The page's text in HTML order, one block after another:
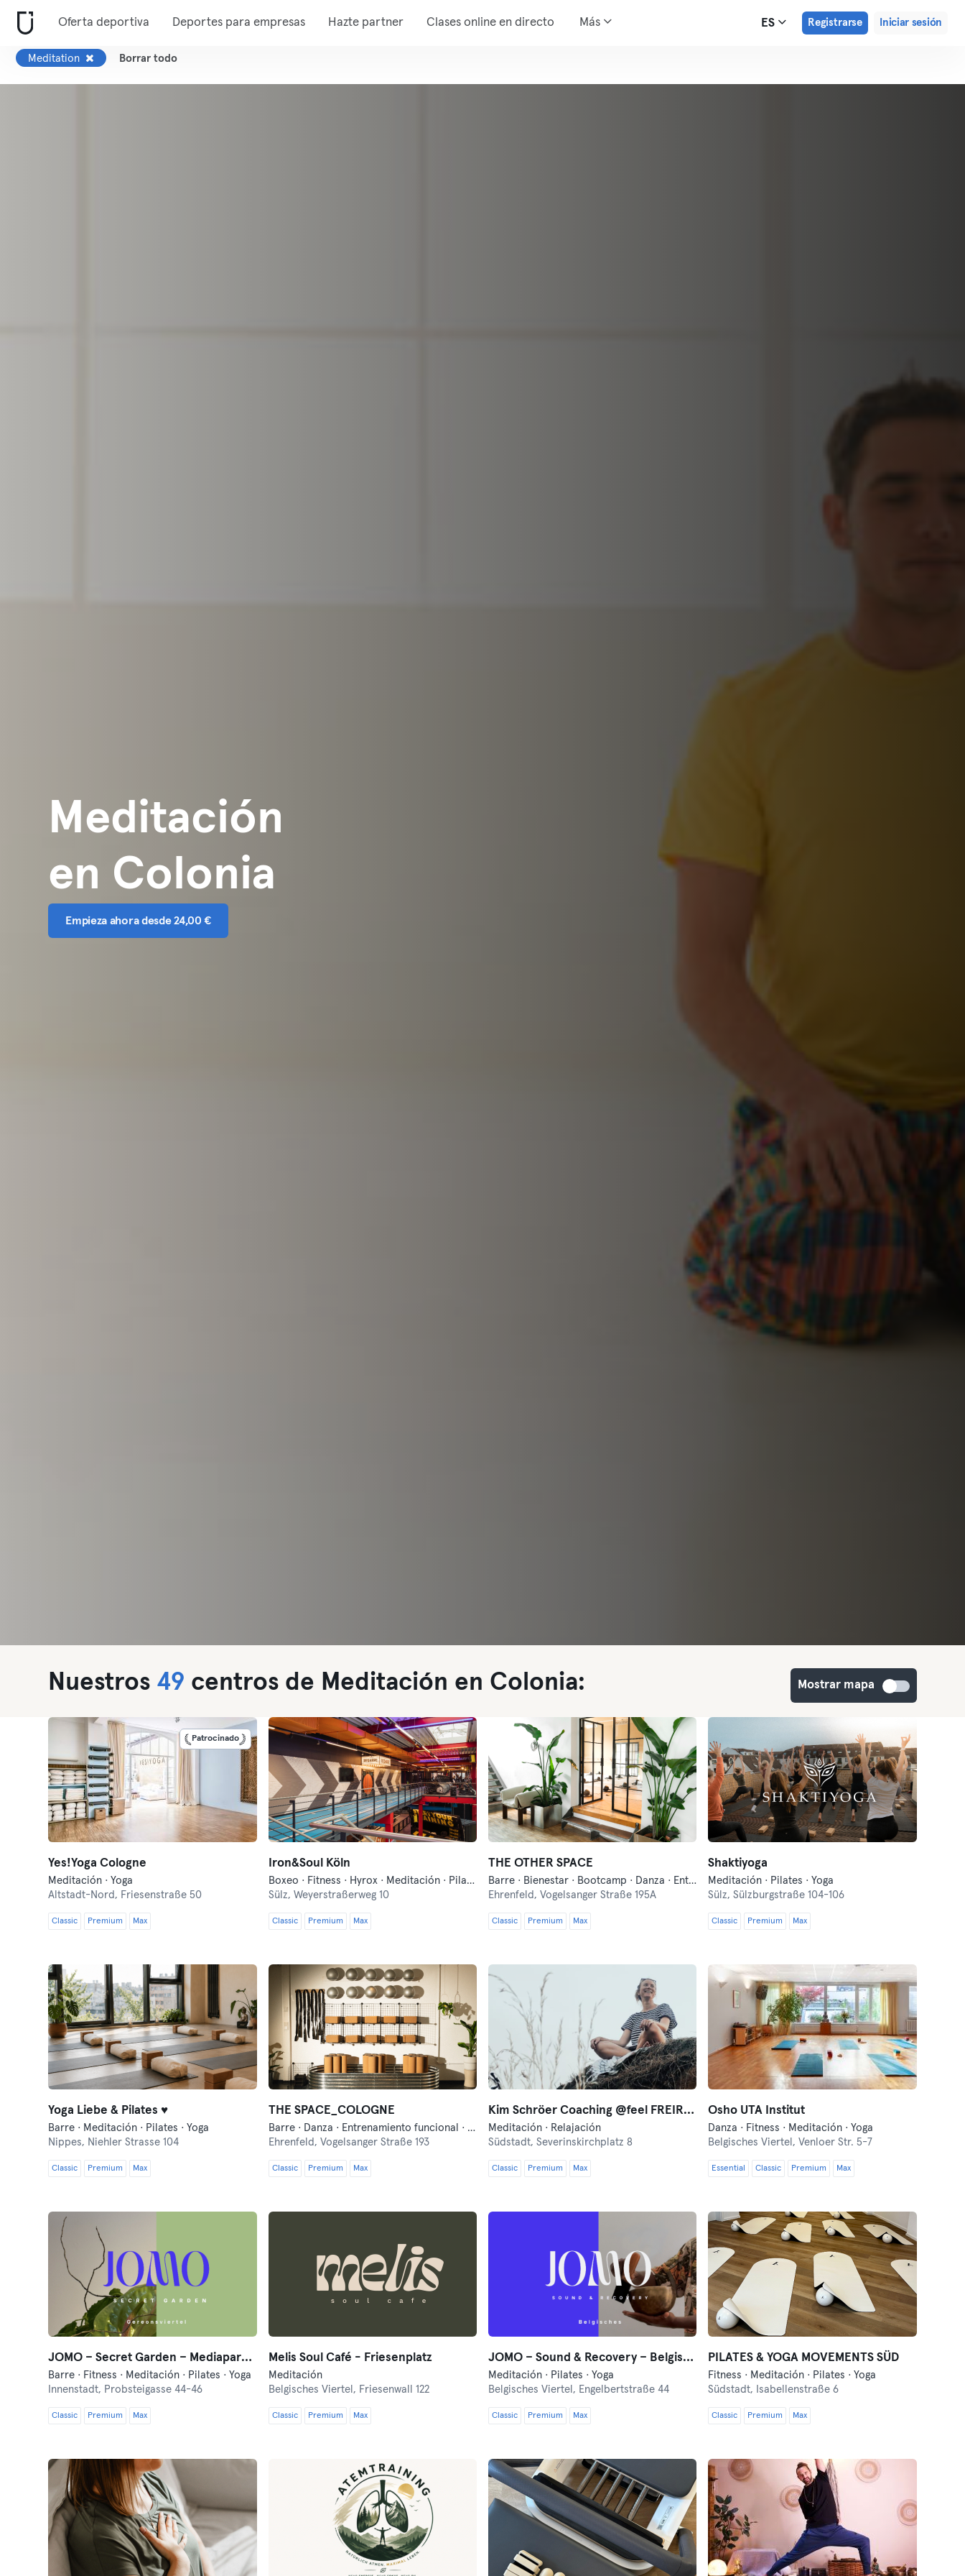
Oferta deportiva Deportes para empresas Hazte partner Clases online en directo Más ES Registrarse Iniciar sesión
Meditation Borrar todo
Meditación
en Colonia
Empieza ahora desde 24,00 €
Nuestros 49 centros de Meditación en Colonia: Mostrar mapa
Patrocinado
Yes!Yoga Cologne
Meditación · Yoga
Altstadt-Nord, Friesenstraße 50
Classic Premium Max
Iron&Soul Köln
Boxeo · Fitness · Hyrox · Meditación · Pilates
Sülz, Weyerstraßerweg 10
Classic Premium Max
THE OTHER SPACE
Barre · Bienestar · Bootcamp · Danza · Entrenamiento funcional · Fitness · Meditación · Pilates · Yoga
Ehrenfeld, Vogelsanger Straße 195A
Classic Premium Max
Shaktiyoga
Meditación · Pilates · Yoga
Sülz,Sülzburgstraße 104-106
Classic Premium Max
Yoga Liebe & Pilates ♥
Barre · Meditación · Pilates · Yoga
Nippes, Niehler Strasse 104
Classic Premium Max
THE SPACE_COLOGNE
Barre · Danza · Entrenamiento funcional · Fitness · Meditación · Pilates · Yoga
Ehrenfeld, Vogelsanger Straße 193
Classic Premium Max
Kim Schröer Coaching @feel FREIRAUM Südstadt
Meditación · Relajación
Südstadt, Severinskirchplatz 8
Classic Premium Max
Osho UTA Institut
Danza · Fitness · Meditación · Yoga
Belgisches Viertel,Venloer Str. 5-7
Essential Classic Premium Max
JOMO – Secret Garden – Mediapark/Gereonsviertel
Barre · Fitness · Meditación · Pilates · Yoga
Innenstadt, Probsteigasse 44-46
Classic Premium Max
Melis Soul Café - Friesenplatz
Meditación
Belgisches Viertel, Friesenwall 122
Classic Premium Max
JOMO – Sound & Recovery – Belgisches
Meditación · Pilates · Yoga
Belgisches Viertel, Engelbertstraße 44
Classic Premium Max
PILATES & YOGA MOVEMENTS SÜD
Fitness · Meditación · Pilates · Yoga
Südstadt,
Isabellenstraße 6
Classic Premium Max